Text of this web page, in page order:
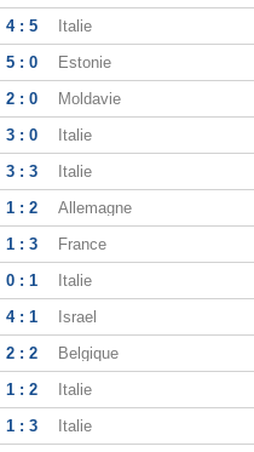
4 : 5 Italie
5 : 0 Estonie
2 : 0 Moldavie
3 : 0 Italie
3 : 3 Italie
1 : 2 Allemagne
1 : 3 France
0 : 1 Italie
4 : 1 Israel
2 : 2 Belgique
1 : 2 Italie
1 : 3 Italie